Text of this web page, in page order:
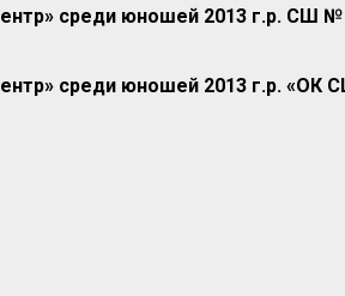
среди юношей 2013 г.р. СШ
среди юношей 2013 г.р.